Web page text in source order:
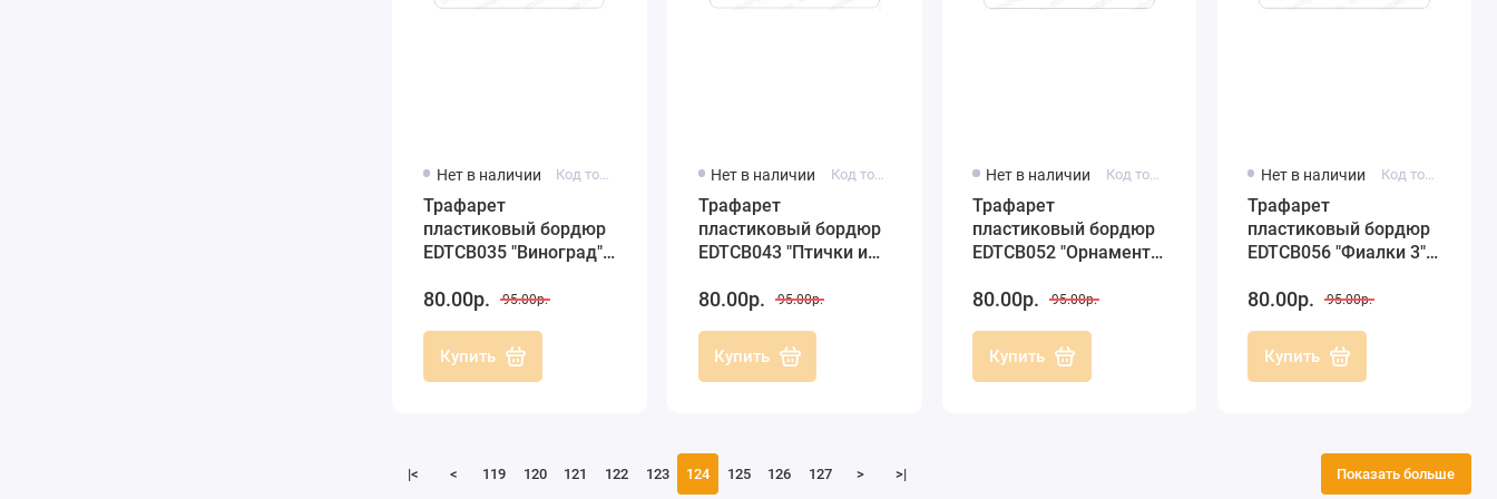
Нет в наличии
Трафарет
пластиковый бордюр
EDTCB035 "Виноград",
Дизайн
80.00р. 95.00р.
Купить
Нет в наличии
Трафарет
пластиковый бордюр
EDTCB043 "Птички и
Трафарет-Дизайн
80.00р. 95.00р.
Купить
Нет в наличии Код товара: EDTCB052
Трафарет
пластиковый бордюр
EDTCB052 "Орнамент",
Дизайн
80.00р. 95.00р.
Купить
Нет в наличии Код товара: EDTCB056
Трафарет
пластиковый бордюр
EDTCB056 "Фиалки 3",
Дизайн
80.00р. 95.00р.
Купить
|< < 119 120 121 122 123 124 125 126 127 > >| Показать больше